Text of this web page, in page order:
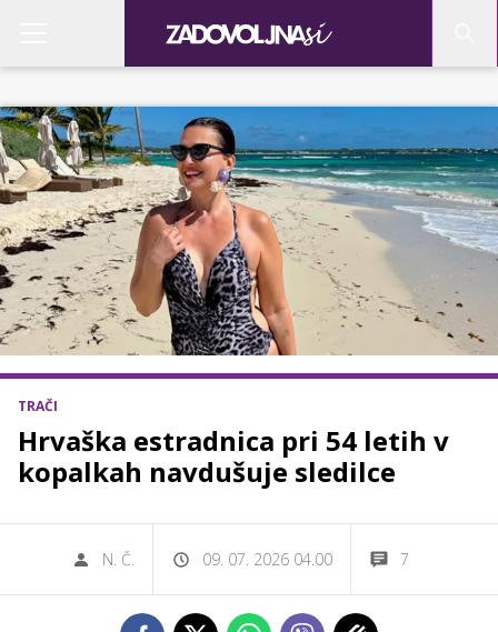
TRAČI
Hrvaška estradnica pri 54 letih v
kopalkah navdušuje sledilce
N. Č. 09. 07. 2026 04.00 7